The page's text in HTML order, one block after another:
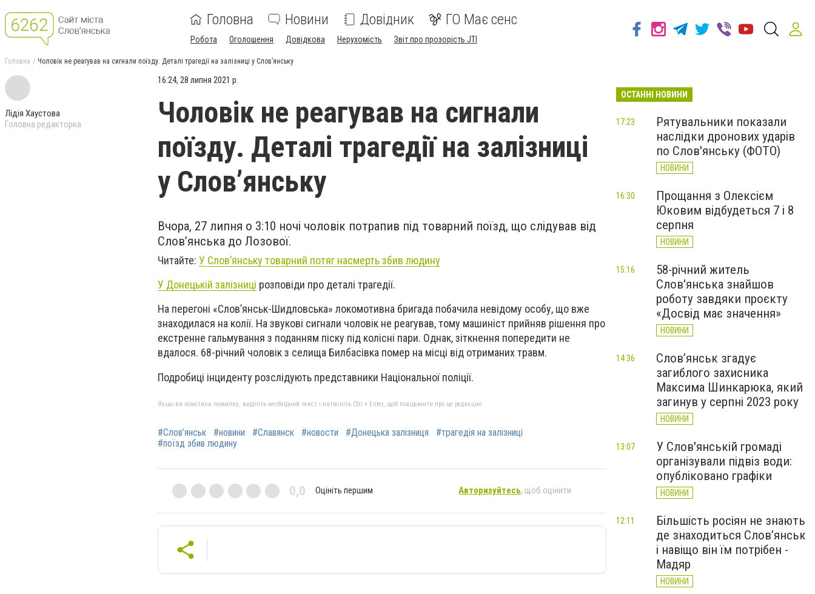
Головна Новини Довідник ГО Має сенс
Робота Оголошення Довідкова Нерухомість Звіт про прозорість JTI
Головна Чоловік не реагував на сигнали поїзду. Деталі трагедії на залізниці у Слов’янську
Лідія Хаустова
Головна редакторка
16:24, 28 липня 2021 р.
Чоловік не реагував на сигнали
поїзду. Деталі трагедії на залізниці
у Слов’янську
Вчора, 27 липня о 3:10 ночі чоловік потрапив під товарний поїзд, що слідував від
Слов’янська до Лозової.
Читайте: У Слов’янську товарний потяг насмерть збив людину
У Донецькій залізниці розповіди про деталі трагедії.
На перегоні «Слов’янськ-Шидловська» локомотивна бригада побачила невідому особу, що вже
знаходилася на колії. На звукові сигнали чоловік не реагував, тому машиніст прийняв рішення про
екстренне гальмування з поданням піску під колісні пари. Однак, зіткнення попередити не
вдалося. 68-річний чоловік з селища Билбасівка помер на місці від отриманих травм.
Подробиці інциденту розслідують представники Національної поліції.
Якщо ви помітили помилку, виділіть необхідний текст і натисніть Ctrl + Enter, щоб повідомити про це редакцію
#Слов’янськ #новини #Славянск #новости #Донецька залізниця
#трагедія на залізниці
#поїзд збив людину
0,0 Оцініть першим Авторизуйтесь, щоб оцінити
ОСТАННІ НОВИНИ
Рятувальники показали
наслідки дронових ударів
по Слов'янську (ФОТО)
НОВИНИ
17:23
Прощання з Олексієм
Юковим відбудеться 7 і 8
серпня
НОВИНИ
16:30
58-річний житель
Слов'янська знайшов
роботу завдяки проєкту
«Досвід має значення»
НОВИНИ
15:16
Слов’янськ згадує
загиблого захисника
Максима Шинкарюка, який
загинув у серпні 2023 року
НОВИНИ
14:36
У Слов'янській громаді
організували підвіз води:
опубліковано графіки
НОВИНИ
13:07
Більшість росіян не знають
де знаходиться Слов’янськ
і навіщо він їм потрібен -
Мадяр
НОВИНИ
12:11